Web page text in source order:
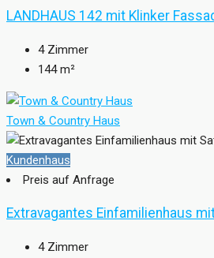
LANDHAUS 142 mit Klinker
4 Zimmer
144 m²
Town & Country Haus
Kundenhaus
Preis auf Anfrage
Extravagantes Einfamilienhaus
4 Zimmer